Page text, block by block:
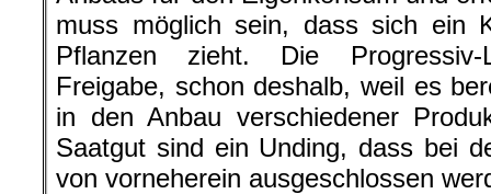
muss möglich sein, dass sich ein
Pflanzen zieht. Die
Freigabe, schon deshalb, weil es
in den Anbau verschiedener
Saatgut sind ein Unding, dass bei
von vorneherein ausgeschlossen